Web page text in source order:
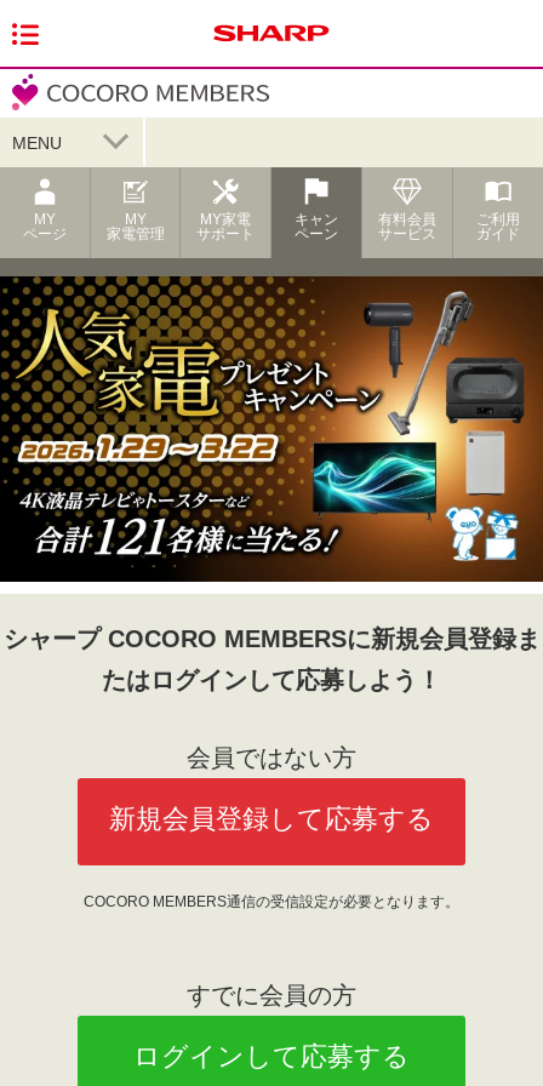
MENU
MY
ページ
MY
家電管理
MY家電
サポート
キャン
ペーン
有料会員
サービス
ご利用
ガイド
シャープ COCORO MEMBERSに新規会員登録ま
たはログインして応募しよう！
会員ではない方
新規会員登録して応募する
COCORO MEMBERS通信の受信設定が必要となります。
すでに会員の方
ログインして応募する